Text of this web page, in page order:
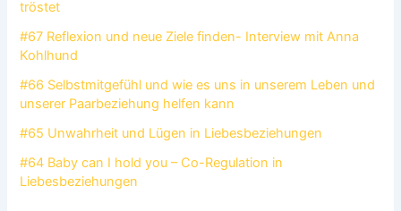
tröstet
#67 Reflexion und neue Ziele finden- Interview mit Anna
Kohlhund
#66 Selbstmitgefühl und wie es uns in unserem Leben und
unserer Paarbeziehung helfen kann
#65 Unwahrheit und Lügen in Liebesbeziehungen
#64 Baby can I hold you – Co-Regulation in
Liebesbeziehungen